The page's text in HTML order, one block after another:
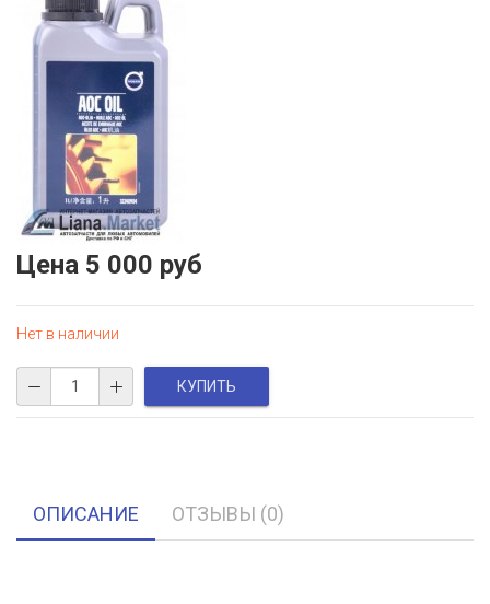
Цена 5 000 руб
Нет в наличии
ОПИСАНИЕ ОТЗЫВЫ (0)